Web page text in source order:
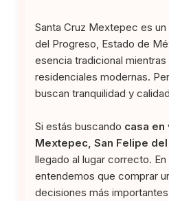
Santa Cruz Mextepec es un
del Progreso, Estado de
esencia tradicional
residenciales modernas.
buscan tranquilidad y
Si estás buscando casa en
Mextepec, San Felipe
llegado al lugar correcto. En
entendemos que comprar
decisiones más